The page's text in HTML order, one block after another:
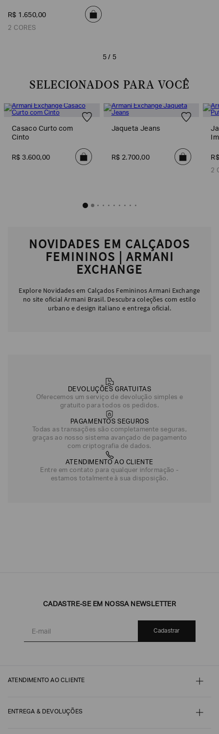
R$ 1 .650,00
2 CORES
5 / 5
SELECIONADOS PARA VOCÊ
Casaco Curto com
Cinto
R$ 3.600,00
Jaqueta Jeans
R$ 2. 700,00
2
NOVIDADES EM CALÇADOS
FEMININOS | ARMANI
EXCHANGE
Explore Novidades em Calçados Femininos Armani Exchange
no site oficial Armani Brasil. Descubra coleções com estilo
urbano e design italiano e entrega oficial.
DEVOLUÇÕES GRATUITAS
Oferecemos um serviço de devolução simples e
gratuito para todos os pedidos.
PAGAMENTOS SEGUROS
Todas as transações são completamente seguras,
graças ao nosso sistema avançado de pagamento
com criptografia de dados.
ATENDIMENTO AO CLIENTE
Entre em contato para qualquer informação -
estamos totalmente à sua disposição.
CADASTRE-SE EM NOSSA NEWSLETTER
Cadastrar
ATENDIMENTO AO CLIENTE
Minha conta
ENTREGA & DEVOLUÇÕES
todos
EA7
Armani
Exchange
Produtos
Masculinos